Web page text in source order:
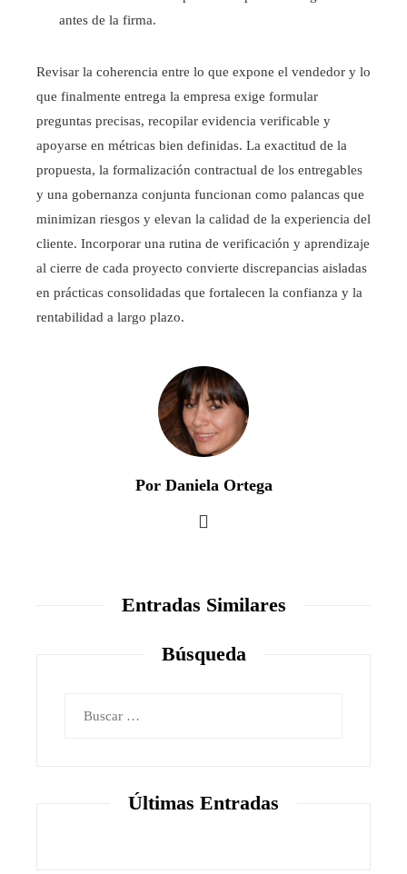
antes de la firma.
Revisar la coherencia entre lo que expone el vendedor y lo
que finalmente entrega la empresa exige formular
preguntas precisas, recopilar evidencia verificable y
apoyarse en métricas bien definidas. La exactitud de la
propuesta, la formalización contractual de los entregables
y una gobernanza conjunta funcionan como palancas que
minimizan riesgos y elevan la calidad de la experiencia del
cliente. Incorporar una rutina de verificación y aprendizaje
al cierre de cada proyecto convierte discrepancias aisladas
en prácticas consolidadas que fortalecen la confianza y la
rentabilidad a largo plazo.
Por Daniela Ortega
Entradas Similares
Búsqueda
Últimas Entradas